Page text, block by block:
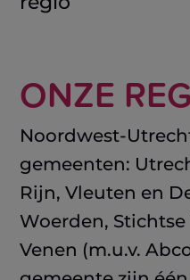
ONZE
Noordwest-
gemeenten:
Rijn, Vleuten en
Woerden,
Venen (m.u.v.